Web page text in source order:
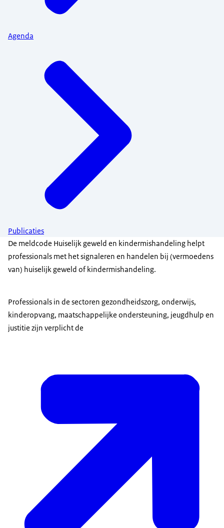
Agenda
Publicaties
De meldcode Huiselijk geweld en kindermishandeling helpt
professionals met het signaleren en handelen bij (vermoedens
van) huiselijk geweld of kindermishandeling.
Professionals in de sectoren gezondheidszorg, onderwijs,
kinderopvang, maatschappelijke ondersteuning, jeugdhulp en
justitie zijn verplicht de